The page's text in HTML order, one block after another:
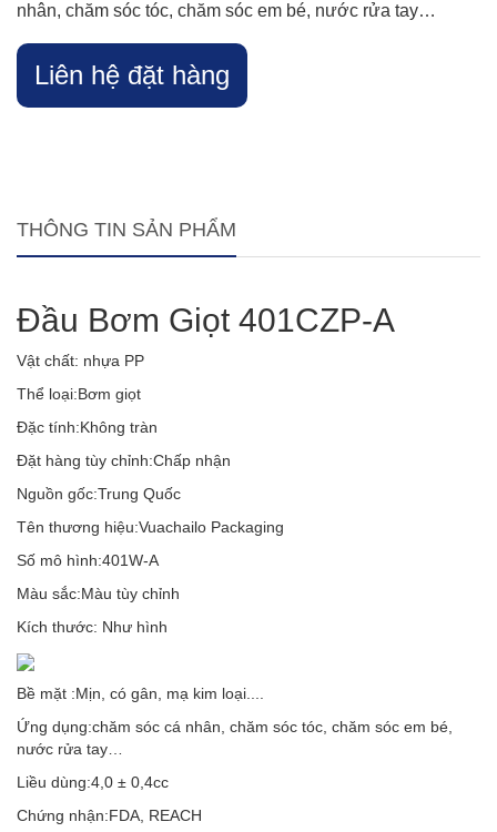
nhân, chăm sóc tóc, chăm sóc em bé, nước rửa tay…
Liên hệ đặt hàng
THÔNG TIN SẢN PHẨM
Đầu Bơm Giọt 401CZP-A
Vật chất: nhựa PP
Thể loại:Bơm giọt
Đặc tính:Không tràn
Đặt hàng tùy chỉnh:Chấp nhận
Nguồn gốc:Trung Quốc
Tên thương hiệu:Vuachailo Packaging
Số mô hình:401W-A
Màu sắc:Màu tùy chỉnh
Kích thước: Như hình
Bề mặt :Mịn, có gân, mạ kim loại....
Ứng dụng:chăm sóc cá nhân, chăm sóc tóc, chăm sóc em bé,
nước rửa tay…
Liều dùng:4,0 ± 0,4cc
Chứng nhận:FDA, REACH